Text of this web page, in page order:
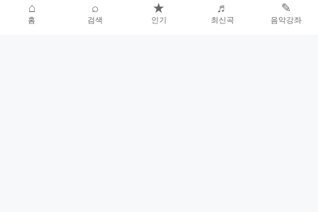
노래 가사, 곡 정보, 코드, 악보를 한곳에서 찾을 수 있는 음악 정보
서비스입니다.
⌂
홈
⌕
검색
★
인기
♬
최신곡
✎
음악강좌